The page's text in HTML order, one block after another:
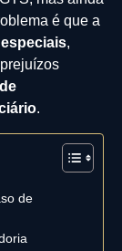
é que a
,
.
de